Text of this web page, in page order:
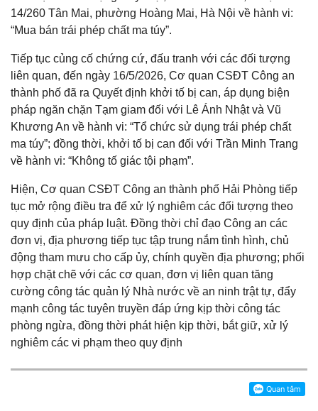
14/260 Tân Mai, phường Hoàng Mai, Hà Nội về hành vi:
“Mua bán trái phép chất ma túy”.
Tiếp tục củng cố chứng cứ, đấu tranh với các đối tượng
liên quan, đến ngày 16/5/2026, Cơ quan CSĐT Công an
thành phố đã ra Quyết định khởi tố bị can, áp dụng biện
pháp ngăn chặn Tạm giam đối với Lê Ánh Nhật và Vũ
Khương An về hành vi: “Tổ chức sử dụng trái phép chất
ma túy”; đồng thời, khởi tố bị can đối với Trần Minh Trang
về hành vi: “Không tố giác tội phạm”.
Hiện, Cơ quan CSĐT Công an thành phố Hải Phòng tiếp
tục mở rộng điều tra để xử lý nghiêm các đối tượng theo
quy định của pháp luật. Đồng thời chỉ đạo Công an các
đơn vị, địa phương tiếp tục tập trung nắm tình hình, chủ
động tham mưu cho cấp ủy, chính quyền địa phương; phối
hợp chặt chẽ với các cơ quan, đơn vị liên quan tăng
cường công tác quản lý Nhà nước về an ninh trật tự, đẩy
mạnh công tác tuyên truyền đáp ứng kịp thời công tác
phòng ngừa, đồng thời phát hiện kịp thời, bắt giữ, xử lý
nghiêm các vi phạm theo quy định